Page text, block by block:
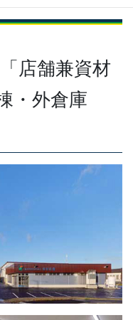
店舗兼資材
・外倉庫